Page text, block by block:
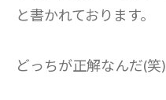
と書かれております。
どっちが正解なんだ(笑)